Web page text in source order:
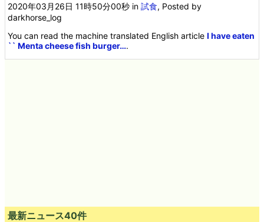
2020年03月26日 11時50分00秒 in試食, Posted by
darkhorse_log
You can read the machine translated English articleI have eaten
`` Menta cheese fish burger….
最新ニュース40件